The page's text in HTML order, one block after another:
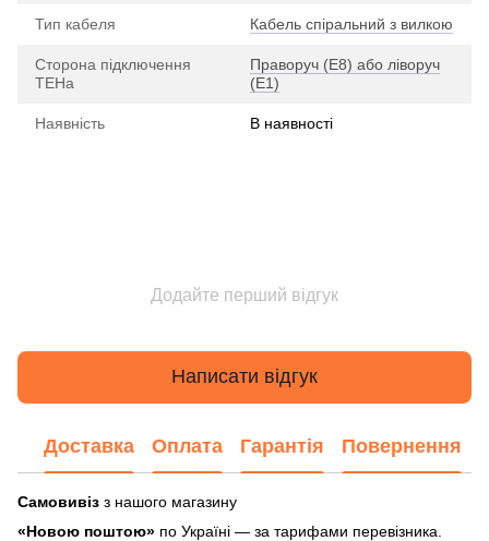
Тип кабеля Кабель спіральний з вилкою
Сторона підключення
ТЕНа
Праворуч (E8) або ліворуч
(E1)
Наявність В наявності
Додайте перший відгук
Написати відгук
Доставка Оплата Гарантія Повернення
Самовивіз з нашого магазину
«Новою поштою» по Україні — за тарифами перевізника.